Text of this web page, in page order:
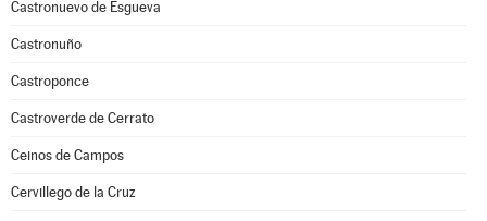
Castronuevo de Esgueva
Castronuño
Castroponce
Castroverde de Cerrato
Ceinos de Campos
Cervillego de la Cruz